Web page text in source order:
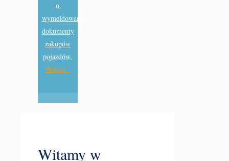
o
wymeldowaniu,
dokumenty
zakupów
pojazdów.
Więcej..
Witamy w